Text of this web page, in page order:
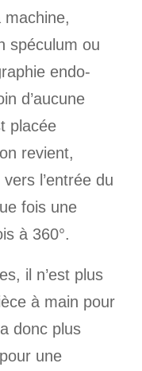
machine,
spéculum ou
endo-
d’aucune
placée
revient,
l’entrée du
fois une
à 360°.
il n’est plus
à main pour
donc plus
une